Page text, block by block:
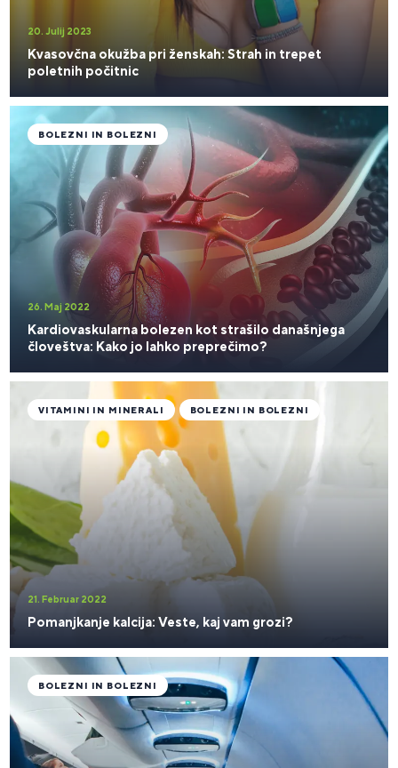
20. Julij 2023
Kvasovčna okužba pri ženskah: Strah in trepet
poletnih počitnic
26. Maj 2022
Kardiovaskularna bolezen kot strašilo današnjega
človeštva: Kako jo lahko preprečimo?
BOLEZNI IN BOLEZNI
21. Februar 2022
Pomanjkanje kalcija: Veste, kaj vam grozi?
VITAMINI IN MINERALI BOLEZNI IN BOLEZNI
BOLEZNI IN BOLEZNI